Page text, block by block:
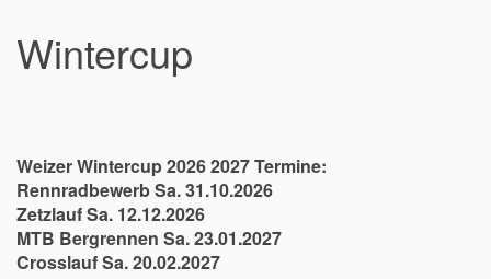
Wintercup
Weizer Wintercup 2026 2027 Termine:
Rennradbewerb Sa. 31.10.2026
Zetzlauf Sa. 12.12.2026
MTB Bergrennen Sa. 23.01.2027
Crosslauf Sa. 20.02.2027